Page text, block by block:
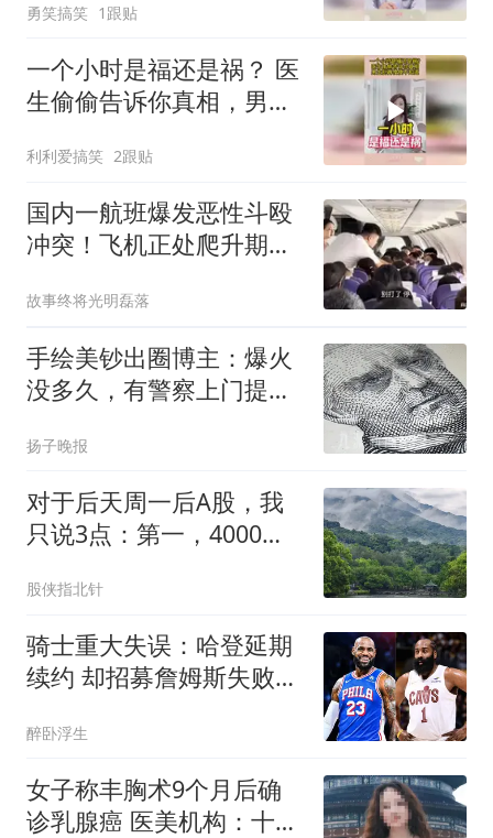
勇笑搞笑 1跟贴
一个小时是福还是祸？ 医
生偷偷告诉你真相，男生
利利爱搞笑 2跟贴
国内一航班爆发恶性斗殴
冲突！飞机正处爬升期，
故事终将光明磊落
手绘美钞出圈博主：爆火
没多久，有警察上门提醒
曾遭校园霸凌，辍学后在
工地迎来人生转折点
扬子晚报
对于后天周一后A股，我
只说3点：第一，4000点
股侠指北针
骑士重大失误：哈登延期
续约 却招募詹姆斯失败
醉卧浮生
女子称丰胸术9个月后确
诊乳腺癌 医美机构：十分